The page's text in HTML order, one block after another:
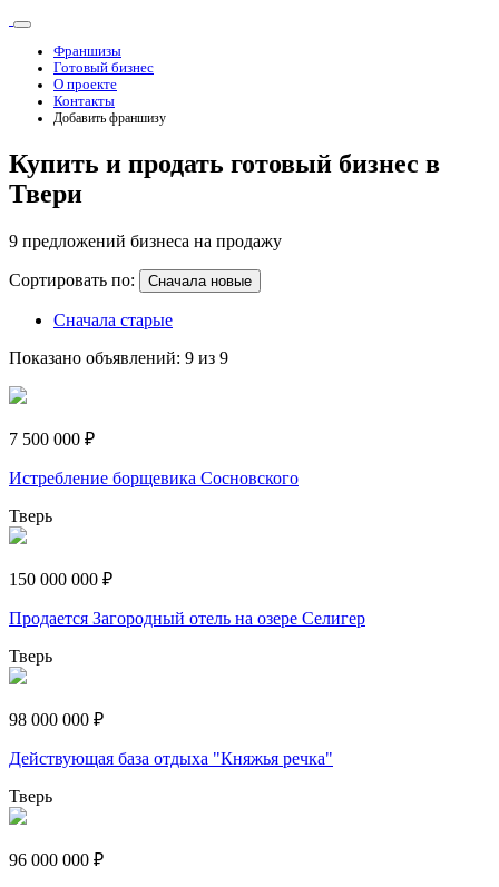
Франшизы
Готовый бизнес
О проекте
Контакты
Добавить франшизу
Купить и продать готовый бизнес в
Твери
9 предложений бизнеса на продажу
Сортировать по: Сначала новые
Сначала старые
Показано объявлений: 9 из 9
7 500 000 ₽
Истребление борщевика Сосновского
Тверь
150 000 000 ₽
Продается Загородный отель на озере Селигер
Тверь
98 000 000 ₽
Действующая база отдыха "Княжья речка"
Тверь
96 000 000 ₽